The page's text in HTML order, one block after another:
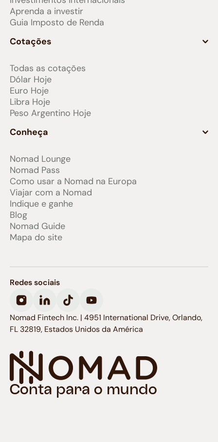
Aprenda a investir
Guia Imposto de Renda
Cotações
Todas as cotações
Dólar Hoje
Euro Hoje
Libra Hoje
Peso Argentino Hoje
Conheça
Nomad Lounge
Nomad Pass
Como usar a Nomad na Europa
Viajar com a Nomad
Indique e ganhe
Blog
Nomad Guide
Mapa do site
Conta para o mundo
Redes sociais
Nomad Fintech Inc. | 4951 International Drive, Orlando,
FL 32819, Estados Unidos da América